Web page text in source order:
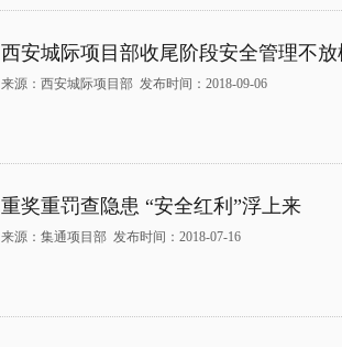
西安城际项目部收尾阶段安全管理不放
来源：西安城际项目部 发布时间：2018-09-06
重奖重罚查隐患 “安全红利”浮上来
来源：集通项目部 发布时间：2018-07-16